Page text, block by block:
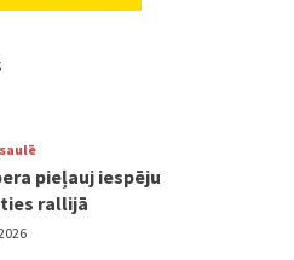
pieļauj iespēju
rallijā